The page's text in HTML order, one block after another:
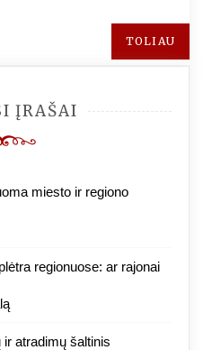
TOLIAU
ĮRAŠAI
miesto ir regiono
regionuose: ar rajonai
ir atradimų šaltinis